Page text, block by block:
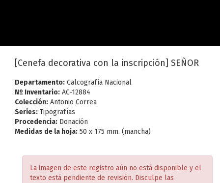
[Cenefa decorativa con la inscripción] SEÑOR
Departamento: Calcografía Nacional
Nº Inventario: AC-12884
Colección: Antonio Correa
Series: Tipografías
Procedencia: Donación
Medidas de la hoja: 50 x 175 mm. (mancha)
La imagen de este registro aún no está disponible y el
texto está pendiente de revisión. Disculpe las